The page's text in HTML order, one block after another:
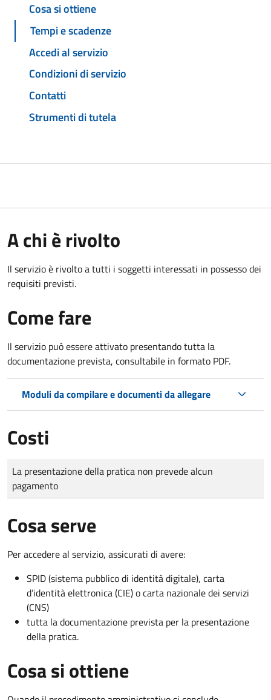
Cosa si ottiene
Tempi e scadenze
Accedi al servizio
Condizioni di servizio
Contatti
Strumenti di tutela
A chi è rivolto
Il servizio è rivolto a tutti i soggetti interessati in possesso dei
requisiti previsti.
Come fare
Il servizio può essere attivato presentando tutta la
documentazione prevista, consultabile in formato PDF.
Moduli da compilare e documenti da allegare
Costi
Tipo di pagamento
Importo
La presentazione della pratica non prevede alcun
pagamento
Cosa serve
Per accedere al servizio, assicurati di avere:
SPID (sistema pubblico di identità digitale), carta
d’identità elettronica (CIE) o carta nazionale dei servizi
(CNS)
tutta la documentazione prevista per la presentazione
della pratica.
Cosa si ottiene